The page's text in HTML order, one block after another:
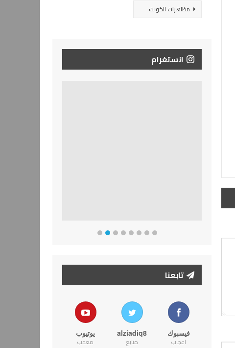
مظاهرات الكويت
انستغرام
تابعنا
فيسبوك
اعجاب
alziadiq8
متابع
يوتيوب
معجب